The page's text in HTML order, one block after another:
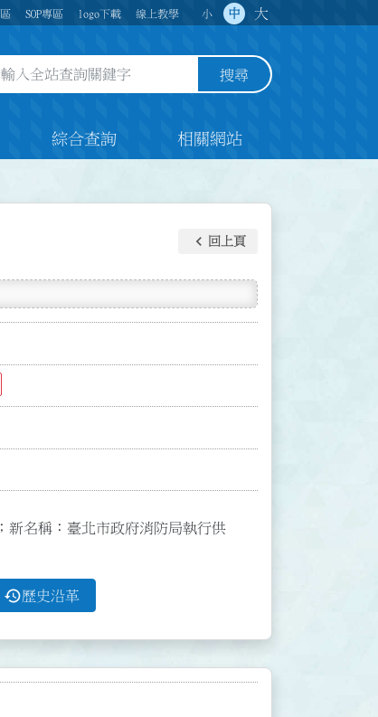
SOP專區 logo下載 線上教學 小 中 大
查詢關鍵字欄位 搜尋
綜合查詢 相關網站
keyboard_arrow_left 回上頁
新名稱：臺北市政府消防局執行供
history歷史沿革